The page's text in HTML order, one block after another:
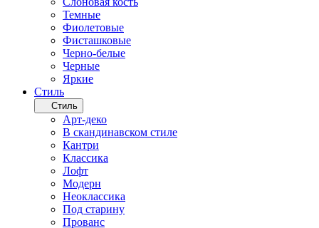
Темные
Фиолетовые
Фисташковые
Черно-белые
Черные
Яркие
Стиль
Стиль
Арт-деко
В скандинавском стиле
Кантри
Классика
Лофт
Модерн
Неоклассика
Под старину
Прованс